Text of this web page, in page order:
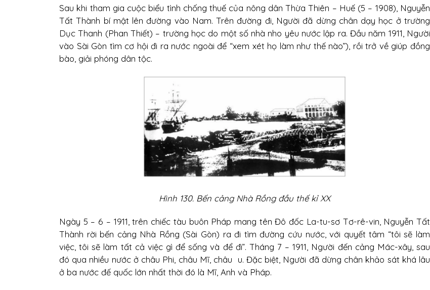
Sau khi tham gia cuộc biểu tình chống thuế của nông dân Thừa Thiên – Huế (5 – 1908), Nguyễn
Tất Thành bí mật lên đường vào Nam. Trên đường đi, Người đã dừng chân dạy học ở trường
Dục Thanh (Phan Thiết) – trường học do một số nhà nho yêu nước lập ra. Đầu năm 1911, Người
vào Sài Gòn tìm cơ hội đi ra nước ngoài để “xem xét họ làm như thế nào”), rồi trở về giúp đồng
bào, giải phóng dân tộc.
Hình 130. Bến cảng Nhà Rồng đầu thế kỉ XX
Ngày 5 – 6 – 1911, trên chiếc tàu buôn Pháp mang tên Đô đốc La-tu-sơ Tơ-rê-vin, Nguyễn Tất
Thành rời bến cảng Nhà Rồng (Sài Gòn) ra đi tìm đường cứu nước, với quyết tâm “tôi sẽ làm
việc, tôi sẽ làm tất cả việc gì để sống và để đi”. Tháng 7 – 1911, Người đến cảng Mác-xây, sau
đó qua nhiều nước ở châu Phi, châu Mĩ, châu u. Đặc biệt, Người đã dừng chân khảo sát khá lâu
ở ba nước đế quốc lớn nhất thời đó là Mĩ, Anh và Pháp.